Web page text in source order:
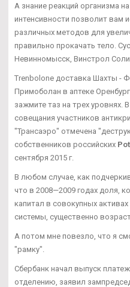
А знание реакций организма
интенсивности позволит вам
различных методов для
правильно прокачать тело.
Невинномысск, Винстрол
Trenbolone доставка Шахты -
Примоболан в аптеке
зажмите таз на трех уровнях.
совещания участников
"Трансаэро" отмечена
собственников российских
сентября 2015 г.
В любом случае, как
что в 2008—2009 годах доля,
капитал в совокупных
системы, существенно
А потом мне повезло, что я
"рамку".
Сбербанк начал выпуск
отделению, заявил